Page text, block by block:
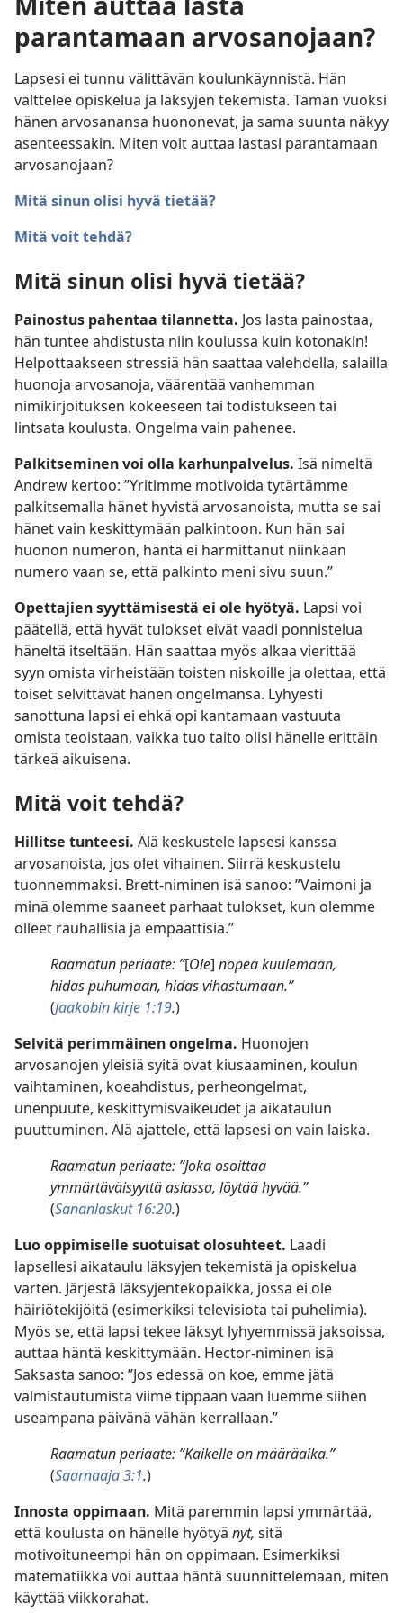
parantamaan arvosanojaan?
Lapsesi ei tunnu välittävän koulunkäynnistä. Hän
välttelee opiskelua ja läksyjen tekemistä. Tämän vuoksi
hänen arvosanansa huononevat, ja sama suunta näkyy
asenteessakin. Miten voit auttaa lastasi parantamaan
arvosanojaan?
Mitä sinun olisi hyvä tietää?
Mitä voit tehdä?
Mitä sinun olisi hyvä tietää?
Painostus pahentaa tilannetta. Jos lasta painostaa,
hän tuntee ahdistusta niin koulussa kuin kotonakin!
Helpottaakseen stressiä hän saattaa valehdella, salailla
huonoja arvosanoja, väärentää vanhemman
nimikirjoituksen kokeeseen tai todistukseen tai
lintsata koulusta. Ongelma vain pahenee.
Palkitseminen voi olla karhunpalvelus. Isä nimeltä
Andrew kertoo: ”Yritimme motivoida tytärtämme
palkitsemalla hänet hyvistä arvosanoista, mutta se sai
hänet vain keskittymään palkintoon. Kun hän sai
huonon numeron, häntä ei harmittanut niinkään
numero vaan se, että palkinto meni sivu suun.”
Opettajien syyttämisestä ei ole hyötyä. Lapsi voi
päätellä, että hyvät tulokset eivät vaadi ponnistelua
häneltä itseltään. Hän saattaa myös alkaa vierittää
syyn omista virheistään toisten niskoille ja olettaa, että
toiset selvittävät hänen ongelmansa. Lyhyesti
sanottuna lapsi ei ehkä opi kantamaan vastuuta
omista teoistaan, vaikka tuo taito olisi hänelle erittäin
tärkeä aikuisena.
Mitä voit tehdä?
Hillitse tunteesi. Älä keskustele lapsesi kanssa
arvosanoista, jos olet vihainen. Siirrä keskustelu
tuonnemmaksi. Brett-niminen isä sanoo: ”Vaimoni ja
minä olemme saaneet parhaat tulokset, kun olemme
olleet rauhallisia ja empaattisia.”
Raamatun periaate: ”[Ole] nopea kuulemaan,
hidas puhumaan, hidas vihastumaan.”
(Jaakobin kirje 1:19.)
Selvitä perimmäinen ongelma. Huonojen
arvosanojen yleisiä syitä ovat kiusaaminen, koulun
vaihtaminen, koeahdistus, perheongelmat,
unenpuute, keskittymisvaikeudet ja aikataulun
puuttuminen. Älä ajattele, että lapsesi on vain laiska.
Raamatun periaate: ”Joka osoittaa
ymmärtäväisyyttä asiassa, löytää hyvää.”
(Sananlaskut 16:20.)
Luo oppimiselle suotuisat olosuhteet. Laadi
lapsellesi aikataulu läksyjen tekemistä ja opiskelua
varten. Järjestä läksyjentekopaikka, jossa ei ole
häiriötekijöitä (esimerkiksi televisiota tai puhelimia).
Myös se, että lapsi tekee läksyt lyhyemmissä jaksoissa,
auttaa häntä keskittymään. Hector-niminen isä
Saksasta sanoo: ”Jos edessä on koe, emme jätä
valmistautumista viime tippaan vaan luemme siihen
useampana päivänä vähän kerrallaan.”
Raamatun periaate: ”Kaikelle on määräaika.”
(Saarnaaja 3:1.)
Innosta oppimaan. Mitä paremmin lapsi ymmärtää,
että koulusta on hänelle hyötyä nyt, sitä
motivoituneempi hän on oppimaan. Esimerkiksi
matematiikka voi auttaa häntä suunnittelemaan, miten
käyttää viikkorahat.